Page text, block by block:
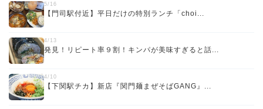
5/16
【門司駅付近】平日だけの特別ランチ「choi...
4/13
発見！リピート率９割！キンパが美味すぎると話...
4/10
【下関駅チカ】新店『関門麺まぜそばGANG』...